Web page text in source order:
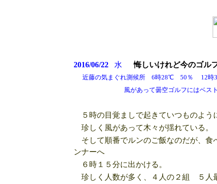
2016/06/22水悔しいけれど今のゴル
近藤の気まぐれ測候所 6時28℃ 50％
風があって曇空ゴルフにはベストな
５時の目覚ましで起きていつものよう
珍しく風があって木々が揺れている。
そして順番でルンのご飯なのだが、
ンナーへ
６時１５分に出かける。
珍しく人数が多く、４人の２組 ５人